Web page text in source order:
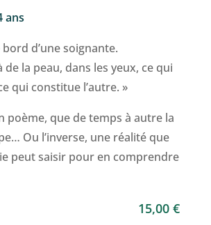
ans
d’une soignante.
de la peau, dans les yeux, ce qui
qui constitue l’autre. »
poème, que de temps à autre la
Ou l’inverse, une réalité que
peut saisir pour en comprendre
15,00€